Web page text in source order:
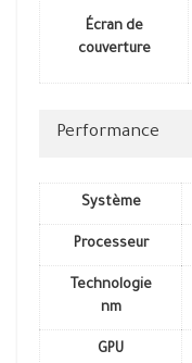
Écran de
couverture
Performance
Système
Processeur
Technologie
nm
GPU